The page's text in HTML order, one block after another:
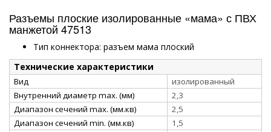
Разъемы плоские изолированные «мама» с ПВХ
манжетой 47513
Тип коннектора: разъем мама плоский
Технические характеристики
Вид
изолированный
Внутренний диаметр max. (мм)
2,3
Диапазон сечений max. (мм.кв)
2,5
Диапазон сечений min. (мм.кв)
1,5